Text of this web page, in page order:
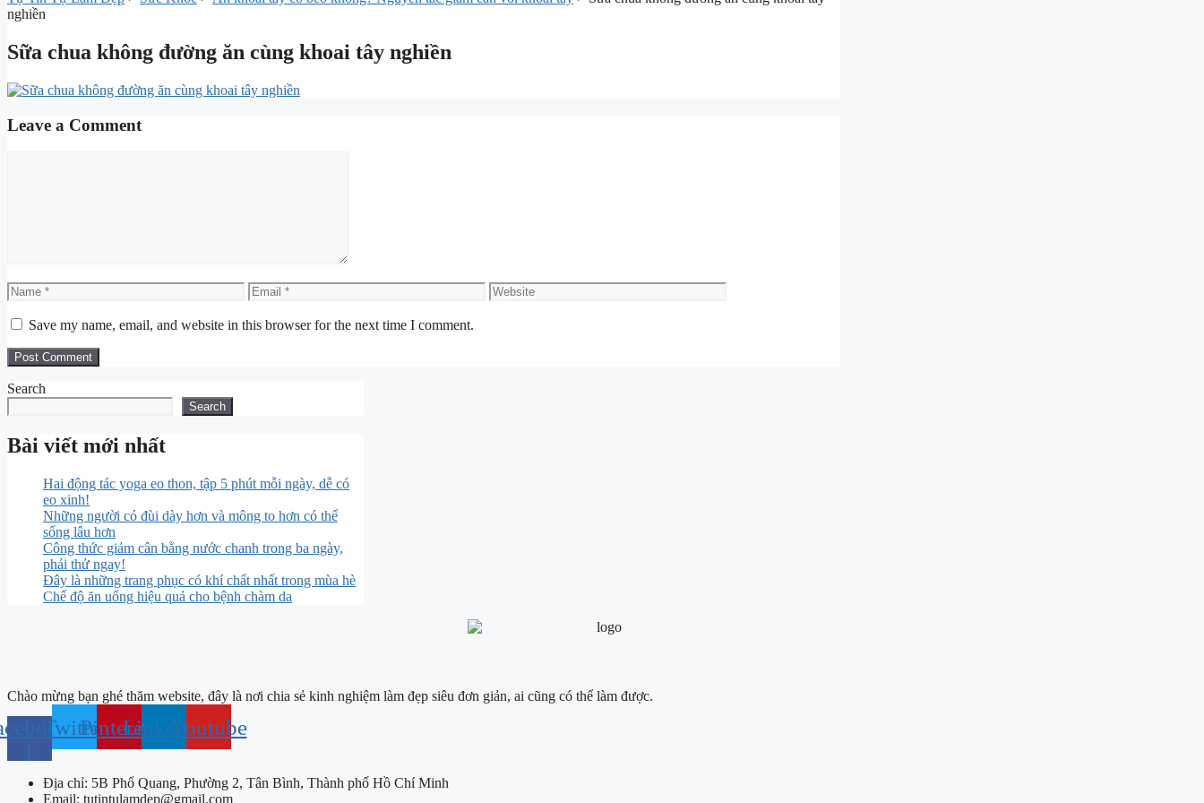
nghiền
Sữa chua không đường ăn cùng khoai tây nghiền
Leave a Comment
Name Email Website
Save my name, email, and website in this browser for the next time I comment.
Search
Search
Bài viết mới nhất
Hai động tác yoga eo thon, tập 5 phút mỗi ngày, dễ có
eo xinh!
Những người có đùi dày hơn và mông to hơn có thể
sống lâu hơn
Công thức giảm cân bằng nước chanh trong ba ngày,
phải thử ngay!
Đây là những trang phục có khí chất nhất trong mùa hè
Chế độ ăn uống hiệu quả cho bệnh chàm da
Chào mừng bạn ghé thăm website, đây là nơi chia sẻ kinh nghiệm làm đẹp siêu đơn giản, ai cũng có thể làm được.
f
TwitterPinterestLinkedinYoutube
Địa chỉ: 5B Phổ Quang, Phường 2, Tân Bình, Thành phố Hồ Chí Minh
Email: tutintulamdep@gmail.com